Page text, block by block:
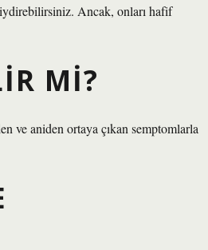
Ancak, onları hafif
MI?
ve aniden ortaya çıkan semptomlarla